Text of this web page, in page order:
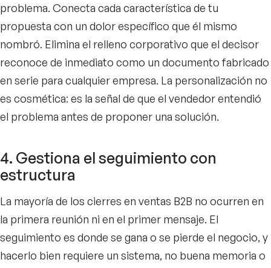
problema. Conecta cada característica de tu
propuesta con un dolor específico que él mismo
nombró. Elimina el relleno corporativo que el decisor
reconoce de inmediato como un documento fabricado
en serie para cualquier empresa. La personalización no
es cosmética: es la señal de que el vendedor entendió
el problema antes de proponer una solución.
4. Gestiona el seguimiento con
estructura
La mayoría de los cierres en ventas B2B no ocurren en
la primera reunión ni en el primer mensaje. El
seguimiento es donde se gana o se pierde el negocio, y
hacerlo bien requiere un sistema, no buena memoria o